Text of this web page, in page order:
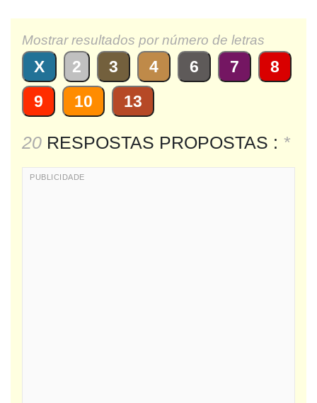
Mostrar resultados por número de letras
X 2 3 4 6 7
8
9
10 13
20 RESPOSTAS PROPOSTAS : *